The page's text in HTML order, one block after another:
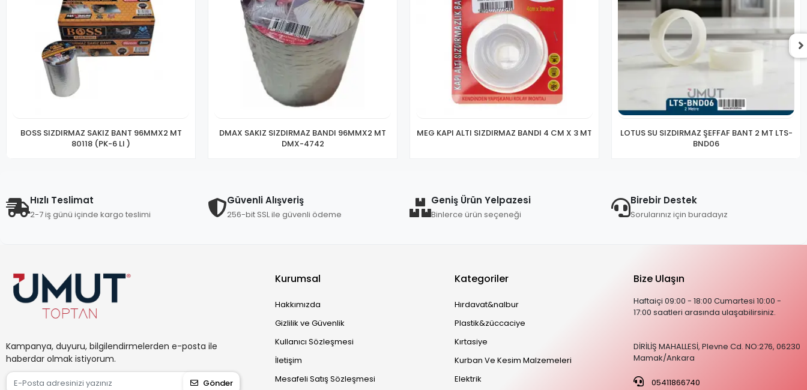
BOSS SIZDIRMAZ SAKIZ BANT 96MMX2 MT
80118 (PK-6 LI )
DMAX SAKIZ SIZDIRMAZ BANDI 96MMX2 MT
DMX-4742
MEG KAPI ALTI SIZDIRMAZ BANDI 4 CM X 3 MT
LOTUS SU SIZDIRMAZ ŞEFFAF BANT 2 MT LTS-
BND06
Hızlı Teslimat
2-7 iş günü içinde kargo teslimi
Güvenli Alışveriş
256-bit SSL ile güvenli ödeme
Geniş Ürün Yelpazesi
Binlerce ürün seçeneği
Birebir Destek
Sorularınız için buradayız
Kampanya, duyuru, bilgilendirmelerden e-posta ile
haberdar olmak istiyorum.
Gönder
Kurumsal
Hakkımızda
Gizlilik ve Güvenlik
Kullanıcı Sözleşmesi
İletişim
Mesafeli Satış Sözleşmesi
Kategoriler
Hırdavat&nalbur
Plastik&züccaciye
Kırtasiye
Kurban Ve Kesim Malzemeleri
Elektrik
Bize Ulaşın
Haftaiçi 09:00 - 18:00 Cumartesi 10:00 -
17:00 saatleri arasında ulaşabilirsiniz.
DİRİLİŞ MAHALLESİ, Plevne Cd. NO:276, 06230
Mamak/Ankara
05411866740